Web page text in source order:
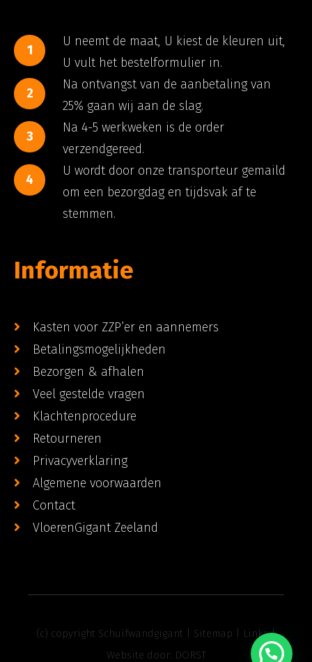
1
U neemt de maat, U kiest de kleuren uit,
U vult het bestelformulier in.
2
Na ontvangst van de aanbetaling van
25% gaan wij aan de slag.
3
Na 4-5 werkweken is de order
verzendgereed.
4
U wordt door onze transporteur gemaild
om een bezorgdag en tijdsvak af te
stemmen.
Informatie
Kasten voor ZZP’er en aannemers
Betalingsmogelijkheden
Bezorgen & afhalen
Veel gestelde vragen
Klachtenprocedure
Retourneren
Privacyverklaring
Algemene voorwaarden
Contact
VloerenGigant Zeeland
(c) copyright Schuifwandgigant | Sitemap Links|
Website door: DORST